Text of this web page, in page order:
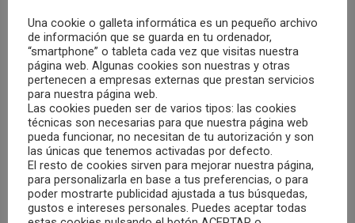
(adicciones tecnológicas, ciberacoso, etc.).
Asesoramiento: Orientación a profesionales,
familias, instituciones educativas y
organizaciones sobre el uso saludable y
responsable de las tecnologías.
Asesoramiento en la adaptación de entornos
digitales seguros, accesibles y
psicológicamente sostenibles.
Prevención: Diseño y aplicación de programas
de prevención basados en la psicoeducación
Una cookie o galleta informática es un pequeño archivo
de información que se guarda en tu ordenador,
“smartphone” o tableta cada vez que visitas nuestra
página web. Algunas cookies son nuestras y otras
pertenecen a empresas externas que prestan servicios
para nuestra página web.
Las cookies pueden ser de varios tipos: las cookies
técnicas son necesarias para que nuestra página web
pueda funcionar, no necesitan de tu autorización y son
las únicas que tenemos activadas por defecto.
El resto de cookies sirven para mejorar nuestra página,
para personalizarla en base a tus preferencias, o para
poder mostrarte publicidad ajustada a tus búsquedas,
gustos e intereses personales. Puedes aceptar todas